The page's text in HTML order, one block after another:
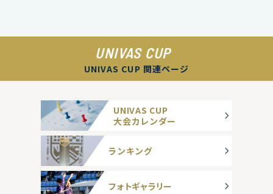
UNIVAS CUP
UNIVAS CUP 関連ページ
UNIVAS CUP
大会カレンダー
ランキング
フォトギャラリー